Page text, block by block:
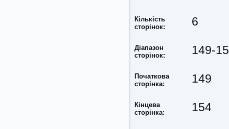
Кількість
сторінок:
6
Діапазон
сторінок:
149-
Початкова
сторінка:
149
Кінцева
сторінка:
154